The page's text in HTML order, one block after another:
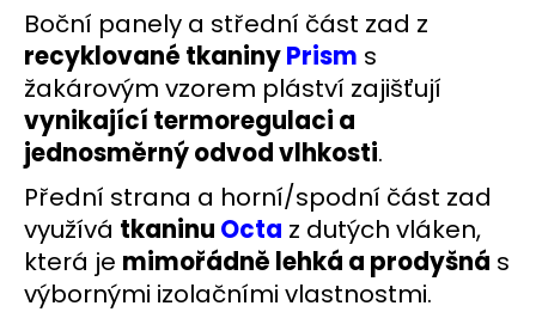
Boční panely a střední část zad z
recyklované tkaninyPrism s
žakárovým vzorem pláství zajišťují
vynikající termoregulaci a
jednosměrný odvod vlhkosti.
Přední strana a horní/spodní část zad
využívá tkaninu Octa z dutých vláken,
která je mimořádně lehká a prodyšná s
výbornými izolačními vlastnostmi.
BĚŽECKÁ
OBUV
JOMA
R-
6000
2602
2
499
Kč
Původně:
3
000
Kč